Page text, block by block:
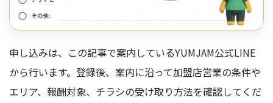
申し込みは、この記事で案内しているYUMJAM公式LINE
から行います。登録後、案内に沿って加盟店営業の条件や
エリア、報酬対象、チラシの受け取り方法を確認してくだ